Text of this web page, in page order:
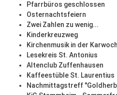
Pfarrbüros geschlossen
Osternachtsfeiern
Zwei Zahlen zu wenig...
Kinderkreuzweg
Kirchenmusik in der
Lesekreis St. Antonius
Altenclub Zuffenhausen
Kaffeestüble St. Laurentius
Nachmittagstreff